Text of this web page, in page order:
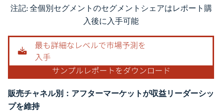
画像 © Mordor Intelligence。再利用にはCC BY 4.0の表示が必要です。
注記: 全個別セグメントのセグメントシェアはレポート購
入後に入手可能
販売チャネル別：アフターマーケットが収益リーダーシッ
プを維持